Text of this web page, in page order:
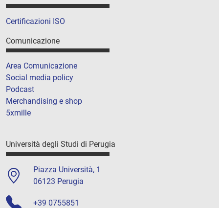
Certificazioni ISO
Comunicazione
Area Comunicazione
Social media policy
Podcast
Merchandising e shop
5xmille
Università degli Studi di Perugia
Piazza Università, 1
06123 Perugia
+39 0755851